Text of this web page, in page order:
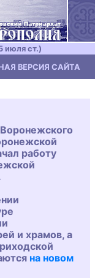
июля ст.)
ВЕРСИЯ САЙТА
работу
и храмов, а
на новом